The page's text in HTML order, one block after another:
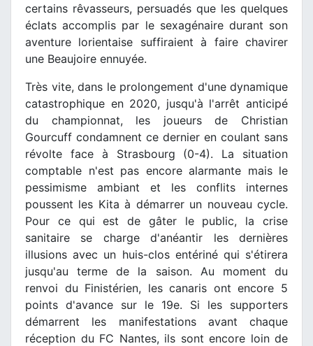
certains rêvasseurs, persuadés que les quelques
éclats accomplis par le sexagénaire durant son
aventure lorientaise suffiraient à faire chavirer
une Beaujoire ennuyée.
Très vite, dans le prolongement d'une dynamique
catastrophique en 2020, jusqu'à l'arrêt anticipé
du championnat, les joueurs de Christian
Gourcuff condamnent ce dernier en coulant sans
révolte face à Strasbourg (0-4). La situation
comptable n'est pas encore alarmante mais le
pessimisme ambiant et les conflits internes
poussent les Kita à démarrer un nouveau cycle.
Pour ce qui est de gâter le public, la crise
sanitaire se charge d'anéantir les dernières
illusions avec un huis-clos entériné qui s'étirera
jusqu'au terme de la saison. Au moment du
renvoi du Finistérien, les canaris ont encore 5
points d'avance sur le 19e. Si les supporters
démarrent les manifestations avant chaque
réception du FC Nantes, ils sont encore loin de